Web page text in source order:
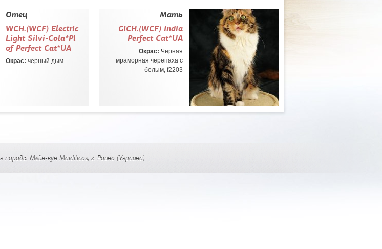
Отец
WCH.(WCF) Electric
Light Silvi-Cola*Pl
of Perfect Cat*UA
Окрас: черный дым
Мать
GICH.(WCF) India
Perfect Cat*UA
Окрас: Черная
мраморная черепаха с
белым, f2203
породы Мейн-кун Maidilicos, г. Ровно (Украина)